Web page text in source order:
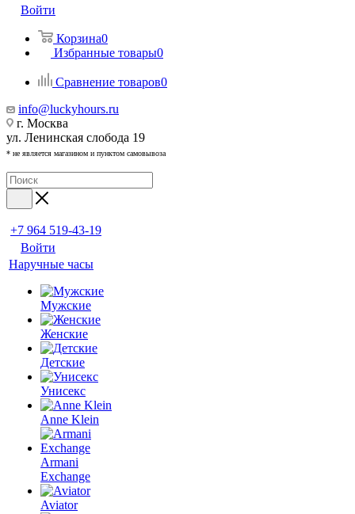
Войти
Корзина0
Избранные товары0
Сравнение товаров0
info@luckyhours.ru
г. Москва
ул. Ленинская слобода 19
* не является магазином и пунктом самовывоза
+7 964 519-43-19
Войти
Наручные часы
Мужские
Женские
Детские
Унисекс
Anne Klein
Armani
Exchange
Aviator